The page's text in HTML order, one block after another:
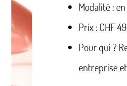
Modalité :
Prix : CHF
Pour qui ?
entreprise